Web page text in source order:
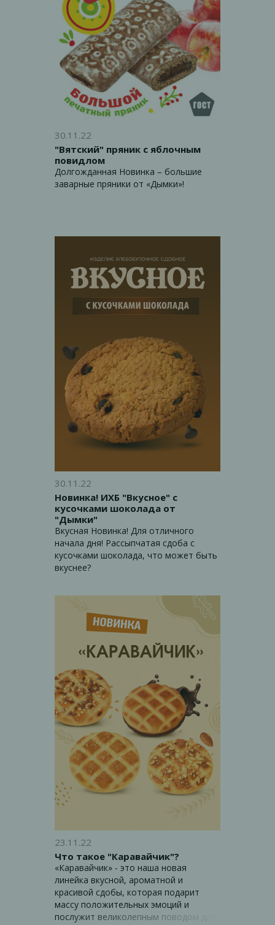
30.11.22
"Вятский" пряник с яблочным
повидлом
Долгожданная Новинка – большие
заварные пряники от «Дымки»!
30.11.22
Новинка! ИХБ "Вкусное" с
кусочками шоколада от
"Дымки"
Вкусная Новинка! Для отличного
начала дня! Рассыпчатая сдоба с
кусочками шоколада, что может быть
вкуснее?
23.11.22
Что такое "Каравайчик"?
«Каравайчик» - это наша новая
линейка вкусной, ароматной и
красивой сдобы, которая подарит
массу положительных эмоций и
послужит великолепным поводом для